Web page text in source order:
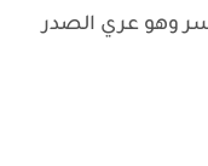
وهو عري الصدر